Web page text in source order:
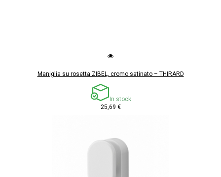
Maniglia su rosetta ZIBEL, cromo satinato – THIRARD
In stock
25,69 €